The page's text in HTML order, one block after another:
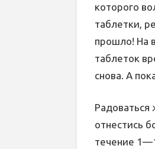
которого
таблетки,
прошло! На
таблеток
снова. А
Радоваться
отнестись
течение